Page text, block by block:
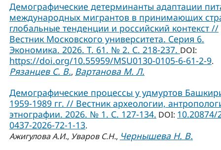
Демографические детерминанты адаптации
международных мигрантов в принимающих
глобальные тенденции и российский контекст //
Вестник Московского университета. Серия 6.
Экономика. 2026. Т. 61. № 2. С. 218-237. DOI:
https://doi.org/10.55959/MSU0130-0105-6-61-2-9.
Рязанцев С. В., Вартанова М. Л.
Демографические процессы у удмуртов
1959-1989 гг. // Вестник археологии,
этнографии. 2026. № 1. С. 127-134. DOI: 10.20874/
0437-2026-72-1-13.
Ажигулова А.И., Уваров С.Н., Чернышева Н. В.